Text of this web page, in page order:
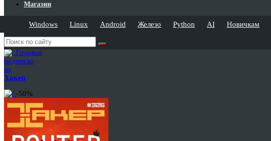
Магазин
Windows Linux Android Железо Python AI Новичкам
Годовая
подписка
на
Хакер
-50%